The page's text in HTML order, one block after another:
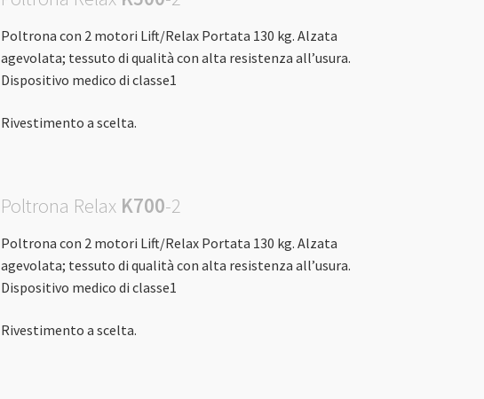
Poltrona con 2 motori Lift/Relax Portata 130 kg. Alzata
agevolata; tessuto di qualità con alta resistenza all’usura.
Dispositivo medico di classe1
Rivestimento a scelta.
Poltrona Relax K700-2
Poltrona con 2 motori Lift/Relax Portata 130 kg. Alzata
agevolata; tessuto di qualità con alta resistenza all’usura.
Dispositivo medico di classe1
Rivestimento a scelta.